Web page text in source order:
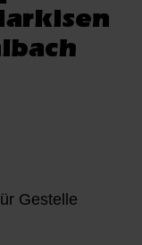
Gestelle